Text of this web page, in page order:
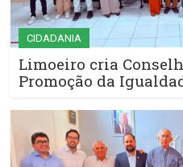
CIDADANIA
Limoeiro cria
Promoção da